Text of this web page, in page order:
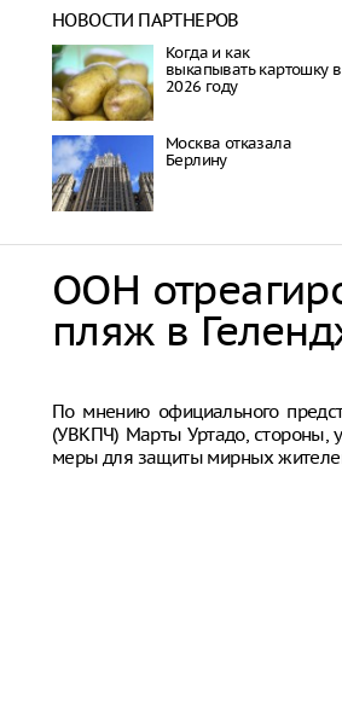
НОВОСТИ ПАРТНЕРОВ
Когда и как
выкапывать картошку в
2026 году
Москва отказала
Берлину
ООН
пляж в
По мнению официального
(УВКПЧ) Марты Уртадо, стороны,
меры для защиты мирных